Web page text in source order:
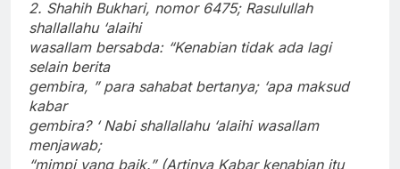
2. Shahih Bukhari, nomor 6475; Rasulullah
shallallahu ‘alaihi
wasallam bersabda: “Kenabian tidak ada lagi
selain berita
gembira, ” para sahabat bertanya; ‘apa maksud
kabar
gembira? ‘ Nabi shallallahu ‘alaihi wasallam
menjawab;
“mimpi yang baik.” (Artinya Kabar kenabian itu